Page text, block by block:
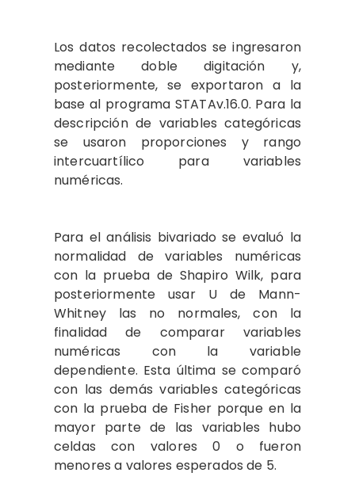
Los datos recolectados se ingresaron
mediante doble digitación y,
posteriormente, se exportaron a la
base al programa STATAv.16.0. Para la
descripción de variables categóricas
se usaron proporciones y rango
intercuartílico para variables
numéricas.
Para el análisis bivariado se evaluó la
normalidad de variables numéricas
con la prueba de Shapiro Wilk, para
posteriormente usar U de Mann-
Whitney las no normales, con la
finalidad de comparar variables
numéricas con la variable
dependiente. Esta última se comparó
con las demás variables categóricas
con la prueba de Fisher porque en la
mayor parte de las variables hubo
celdas con valores 0 o fueron
menores a valores esperados de 5.